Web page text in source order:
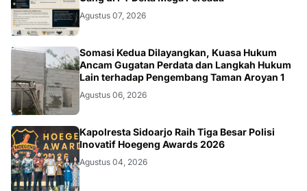
Agustus 07, 2026
HUKUM.DAERAH
Somasi Kedua Dilayangkan, Kuasa Hukum
Ancam Gugatan Perdata dan Langkah Hukum
Lain terhadap Pengembang Taman Aroyan 1
Agustus 06, 2026
POLRI
Kapolresta Sidoarjo Raih Tiga Besar Polisi
Inovatif Hoegeng Awards 2026
Agustus 04, 2026